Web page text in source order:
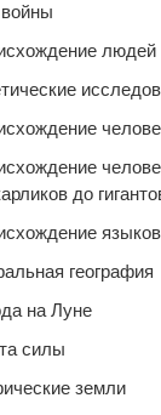
людей
до
языков
география
на Луне
силы
земли